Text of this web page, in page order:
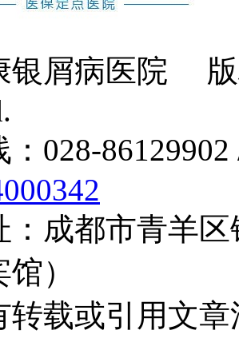
银屑病医院 版
：028-
：成都市青羊
）
转载或引用文